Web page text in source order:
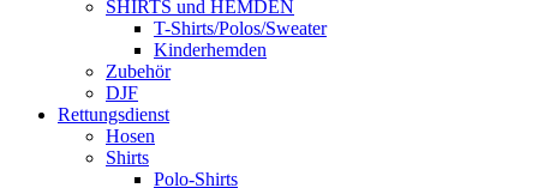
SHIRTS und HEMDEN
T-Shirts/Polos/Sweater
Kinderhemden
Zubehör
DJF
Rettungsdienst
Hosen
Shirts
Polo-Shirts